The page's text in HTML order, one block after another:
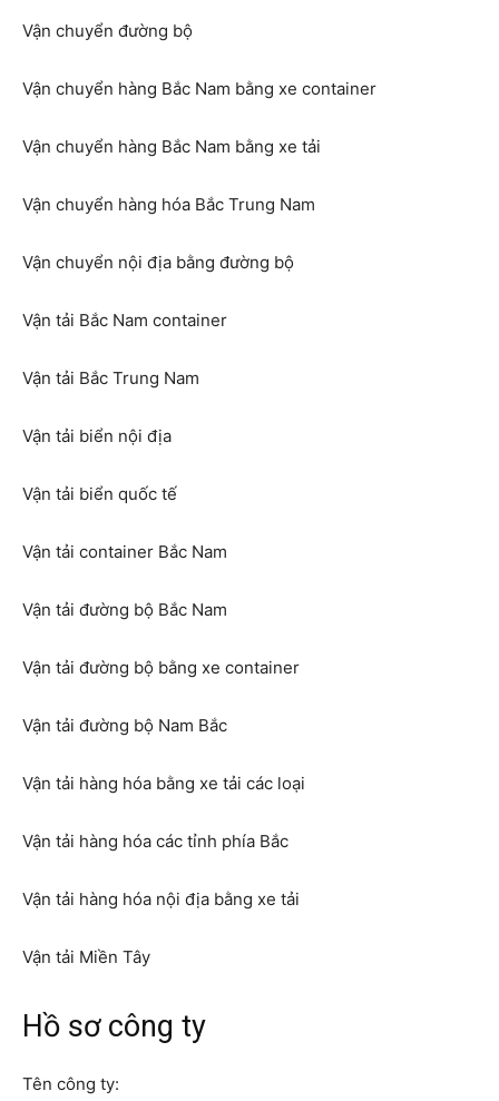
Vận chuyển đường bộ
Vận chuyển hàng Bắc Nam bằng xe container
Vận chuyển hàng Bắc Nam bằng xe tải
Vận chuyển hàng hóa Bắc Trung Nam
Vận chuyển nội địa bằng đường bộ
Vận tải Bắc Nam container
Vận tải Bắc Trung Nam
Vận tải biển nội địa
Vận tải biển quốc tế
Vận tải container Bắc Nam
Vận tải đường bộ Bắc Nam
Vận tải đường bộ bằng xe container
Vận tải đường bộ Nam Bắc
Vận tải hàng hóa bằng xe tải các loại
Vận tải hàng hóa các tỉnh phía Bắc
Vận tải hàng hóa nội địa bằng xe tải
Vận tải Miền Tây
Hồ sơ công ty
Tên công ty: